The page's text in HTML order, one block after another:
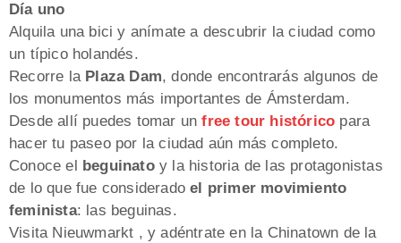
Día uno
Alquila una bici y anímate a descubrir la ciudad como
un típico holandés.
Recorre la Plaza Dam, donde encontrarás algunos de
los monumentos más importantes de Ámsterdam.
Desde allí puedes tomar unfree tour histórico para
hacer tu paseo por la ciudad aún más completo.
Conoce el
beguinatoy la historia de las protagonistas
de lo que fue consideradoel primer movimiento
feminista: las beguinas.
Visita Nieuwmarkt , y adéntrate en la Chinatown de la